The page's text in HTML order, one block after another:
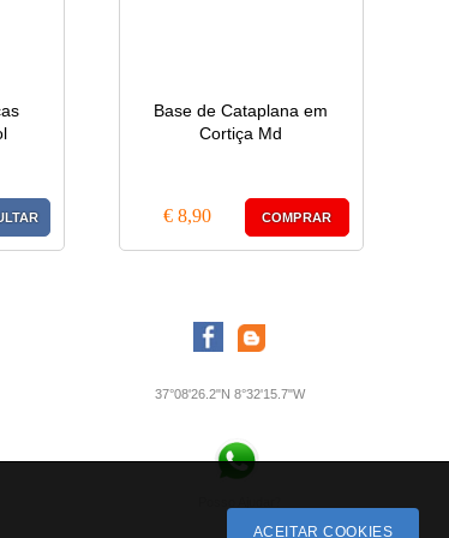
Base de Cataplana em
Cortiça Md
€ 8,90 COMPRAR
37°08'26.2"N 8°32'15.7"W
ACEITAR COOKIES